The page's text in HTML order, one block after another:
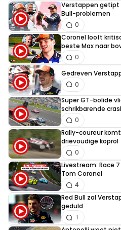
te helpe , en van hero naar
karma komt ook voor jullie,
soort roeptoeterts kan je
eerlijk vorig jaar de titel
zo na te trappen, weet je ,
de sport.
Dit bericht is aangepast op:12-04
Meepraten? Dat kan! Je
melden met een
INLOGGEN
Verstappen getipt
Bull-problemen
0
Coronel looft
beste Max naar
0
Gedreven
0
Super GT-bolide
schrikbarende
0
Rally-coureur
drievoudige koprol
0
Livestream: Race
Tom Coronel
4
Red Bull zal
geduld
1